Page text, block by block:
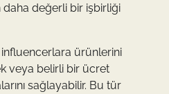
değerli bir işbirliği
influencerlara ürünlerini
veya belirli bir ücret
sağlayabilir. Bu tür